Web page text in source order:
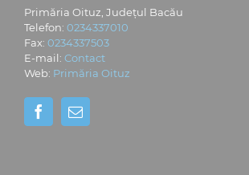
Primăria Oituz, Județul Bacău
Telefon: 0234337010
Fax: 0234337503
E-mail: Contact
Web: Primăria Oituz